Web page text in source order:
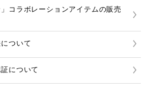
」コラボレーションアイテムの販売
ついて
について